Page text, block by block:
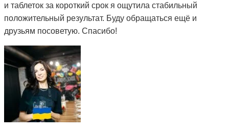
и таблеток за короткий срок я ощутила стабильный
положительный результат. Буду обращаться ещё и
друзьям посоветую. Спасибо!